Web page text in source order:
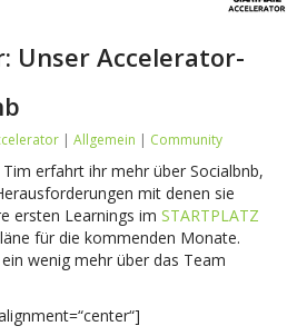
Unser Accelerator-
| Allgemein | Community
erfahrt ihr mehr über Socialbnb,
mit denen sie
ersten Learnings im STARTPLATZ
für die kommenden Monate.
wenig mehr über das Team